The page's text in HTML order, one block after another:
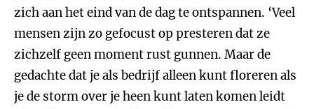
zich aan het eind van de dag te ontspannen. ‘Veel
mensen zijn zo gefocust op presteren dat ze
zichzelf geen moment rust gunnen. Maar de
gedachte dat je als bedrijf alleen kunt floreren als
je de storm over je heen kunt laten komen leidt